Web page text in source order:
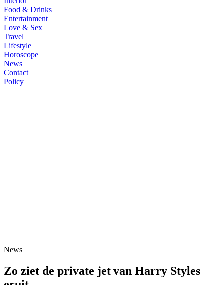
Food & Drinks
Entertainment
Love & Sex
Travel
Lifestyle
Horoscope
News
Contact
Policy
News
Zo ziet de private jet van Harry Styles